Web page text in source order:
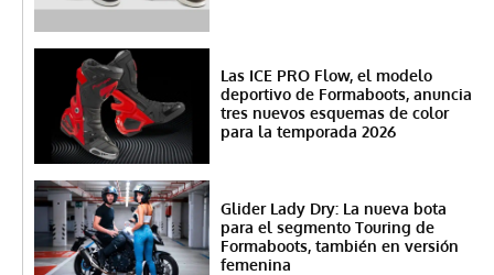
Las ICE PRO Flow, el modelo
deportivo de Formaboots, anuncia
tres nuevos esquemas de color
para la temporada 2026
Glider Lady Dry: La nueva bota
para el segmento Touring de
Formaboots, también en versión
femenina